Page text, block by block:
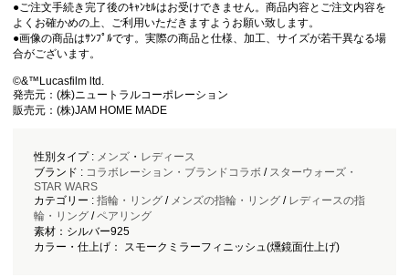
●ご注文手続き完了後のｷｬﾝｾﾙはお受けできません。商品内容とご注文内容を
よくお確かめの上、ご利用いただきますようお願い致します。
●画像の商品はｻﾝﾌﾟﾙです。実際の商品と仕様、加工、サイズが若干異なる場
合がございます。
©&™Lucasfilm ltd.
発売元：(株)ニュートラルコーポレーション
販売元：(株)JAM HOME MADE
性別タイプ : メンズ・ レディース
ブランド : コラボレーション・ブランドコラボ / スターウォーズ・
STAR WARS
カテゴリー : 指輪・リング/ メンズの指輪・リング/ レディースの指
輪・リング/ペアリング
素材：シルバー925
カラー・仕上げ： スモークミラーフィニッシュ(燻鏡面仕上げ)